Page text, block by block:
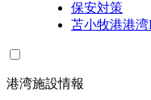
保安対策
苫小牧港港湾
港湾施設情報